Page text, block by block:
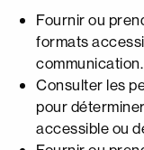
Fournir ou
formats
communication.
Consulter les
pour
accessible ou